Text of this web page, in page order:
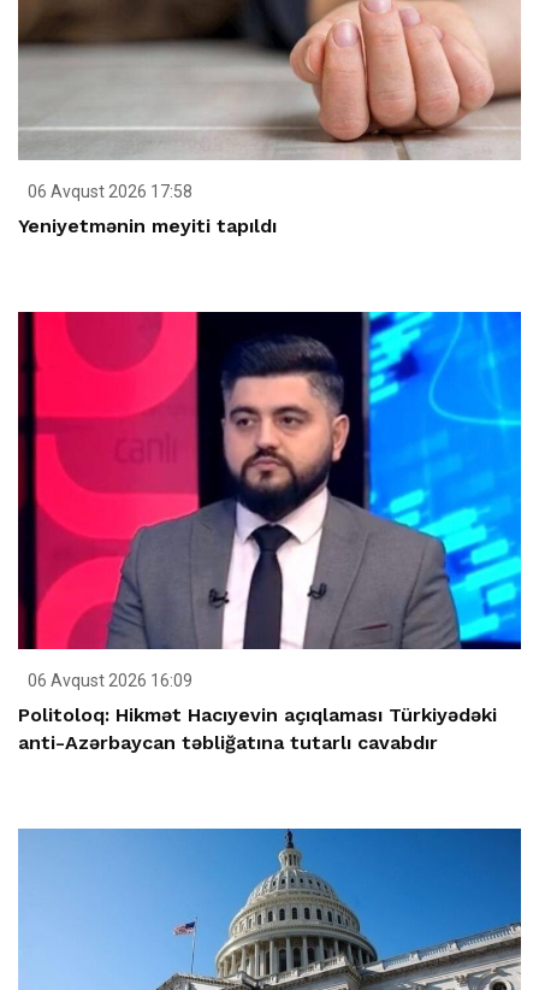
06 Avqust 2026 17:58
Yeniyetmənin meyiti tapıldı
06 Avqust 2026 16:09
Politoloq: Hikmət Hacıyevin açıqlaması Türkiyədəki
anti-Azərbaycan təbliğatına tutarlı cavabdır